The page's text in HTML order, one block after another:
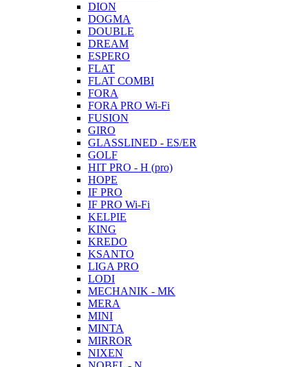
DION
DOGMA
DOUBLE
DREAM
ESPERO
FLAT
FLAT COMBI
FORA
FORA PRO Wi-Fi
FUSION
GIRO
GLASSLINED - ES/ER
GOLF
HIT PRO - H (pro)
HOPE
IF PRO
IF PRO Wi-Fi
KELPIE
KING
KREDO
KSANTO
LIGA PRO
LODI
MECHANIK - MK
MERA
MINI
MINTA
MIRROR
NIXEN